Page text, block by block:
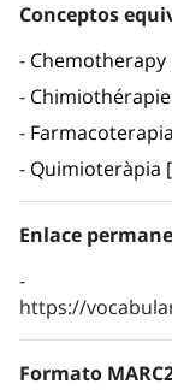
Conceptos
Chemotherapy
Chimiothérapie
Quimioteràpia
Enlace
https://
Formato